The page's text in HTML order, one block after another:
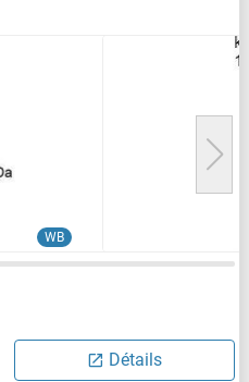
WB
Détails